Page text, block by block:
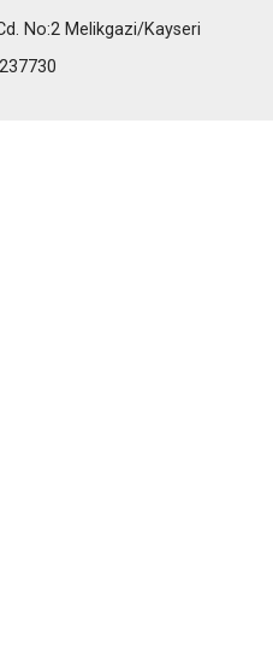
Cd. No:2 Melikgazi/Kayseri